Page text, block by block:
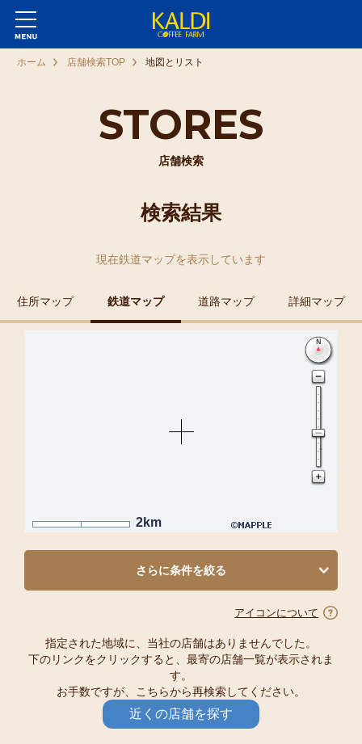
STORES
店舗検索
ホーム 店舗検索TOP 地図とリスト
検索結果
現在鉄道マップを表示しています
住所マップ 鉄道マップ 道路マップ 詳細マップ
2km
さらに条件を絞る
アイコンについて
指定された地域に、当社の店舗はありませんでした。
下のリンクをクリックすると、最寄の店舗一覧が表示されま
す。
お手数ですが、こちらから再検索してください。
近くの店舗を探す